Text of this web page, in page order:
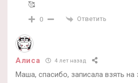
🥰
0 Ответить
Алиса 4 лет назад
Маша, спасибо, записала взять на